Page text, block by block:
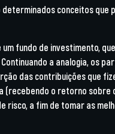
conceitos que
fundo de investimento,
a analogia, os
das contribuições que
(recebendo o retorno sobre
a fim de tomar as